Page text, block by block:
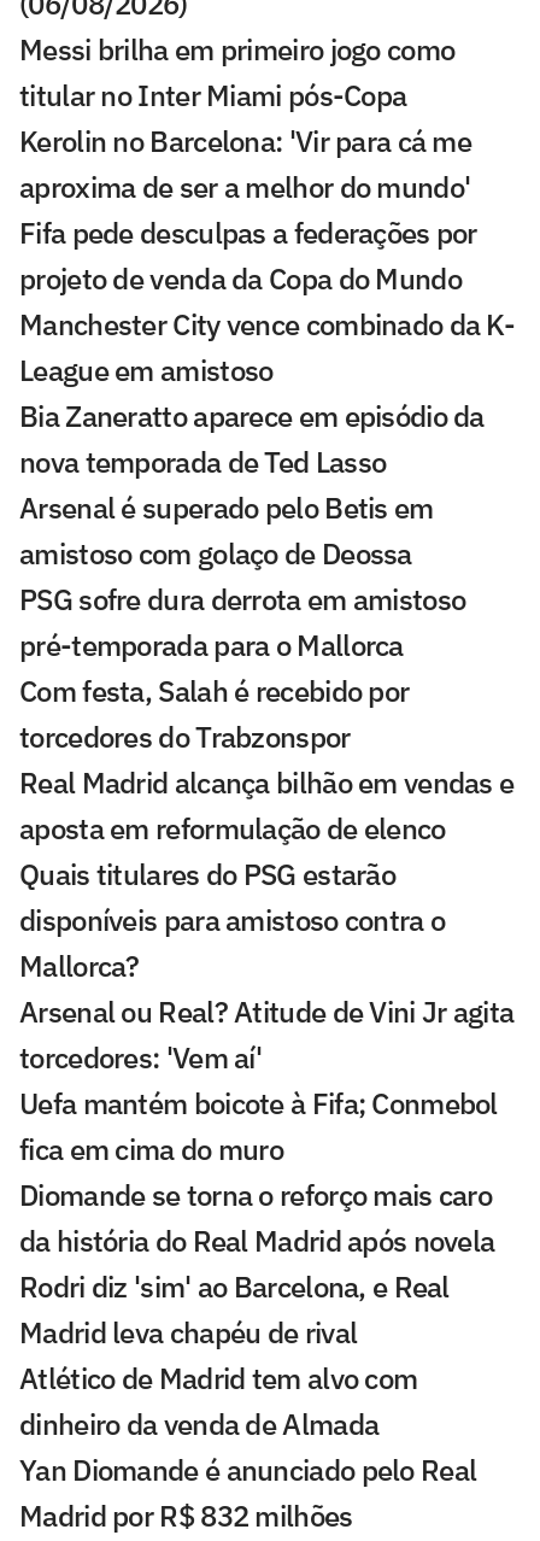
Messi brilha em primeiro jogo como
titular no Inter Miami pós-Copa
Kerolin no Barcelona: 'Vir para cá me
aproxima de ser a melhor do mundo'
Fifa pede desculpas a federações por
projeto de venda da Copa do Mundo
Manchester City vence combinado da K-
League em amistoso
Bia Zaneratto aparece em episódio da
nova temporada de Ted Lasso
Arsenal é superado pelo Betis em
amistoso com golaço de Deossa
PSG sofre dura derrota em amistoso
pré-temporada para o Mallorca
Com festa, Salah é recebido por
torcedores do Trabzonspor
Real Madrid alcança bilhão em vendas e
aposta em reformulação de elenco
Quais titulares do PSG estarão
disponíveis para amistoso contra o
Mallorca?
Arsenal ou Real? Atitude de Vini Jr agita
torcedores: 'Vem aí'
Uefa mantém boicote à Fifa; Conmebol
fica em cima do muro
Diomande se torna o reforço mais caro
da história do Real Madrid após novela
Rodri diz 'sim' ao Barcelona, e Real
Madrid leva chapéu de rival
Atlético de Madrid tem alvo com
dinheiro da venda de Almada
Yan Diomande é anunciado pelo Real
Madrid por R$ 832 milhões